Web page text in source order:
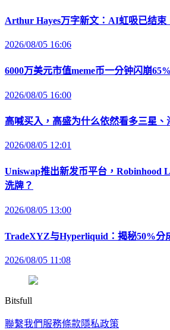
Arthur Hayes万字新文：AI虹吸已结
2026/08/05 16:06
6000万美元市值meme币一分钟闪崩
2026/08/05 16:00
高喊买入，高盛为什么依然看多三星、
2026/08/05 12:01
Uniswap推出新发币平台，Robinhood
洗牌？
2026/08/05 13:00
TradeXYZ与Hyperliquid：揭秘50%分
2026/08/05 11:08
Bitsfull
聯繫我們服務條款隱私政策